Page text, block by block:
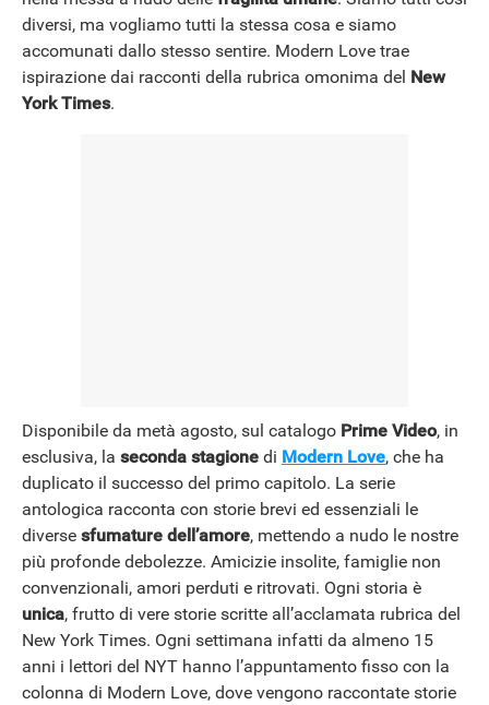
diversi, ma vogliamo tutti la stessa cosa e siamo
accomunati dallo stesso sentire. Modern Love trae
ispirazione dai racconti della rubrica omonima del New
York Times.
Disponibile da metà agosto, sul catalogo Prime Video, in
esclusiva, la seconda stagione di Modern Love, che ha
duplicato il successo del primo capitolo. La serie
antologica racconta con storie brevi ed essenziali le
diverse sfumature dell’amore, mettendo a nudo le nostre
più profonde debolezze. Amicizie insolite, famiglie non
convenzionali, amori perduti e ritrovati. Ogni storia è
unica, frutto di vere storie scritte all’acclamata rubrica del
New York Times. Ogni settimana infatti da almeno 15
anni i lettori del NYT hanno l’appuntamento fisso con la
colonna di Modern Love, dove vengono raccontate storie